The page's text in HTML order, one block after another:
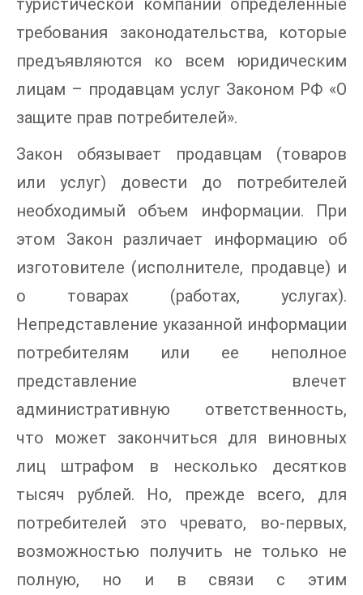
требования законодательства, которые
предъявляются ко всем юридическим
лицам – продавцам услуг Законом РФ «О
защите прав потребителей».
Закон обязывает продавцам (товаров
или услуг) довести до потребителей
необходимый объем информации. При
этом Закон различает информацию об
изготовителе (исполнителе, продавце) и
о товарах (работах, услугах).
Непредставление указанной информации
потребителям или ее неполное
представление влечет
административную ответственность,
что может закончиться для виновных
лиц штрафом в несколько десятков
тысяч рублей. Но, прежде всего, для
потребителей это чревато, во-первых,
возможностью получить не только не
полную, но и в связи с этим